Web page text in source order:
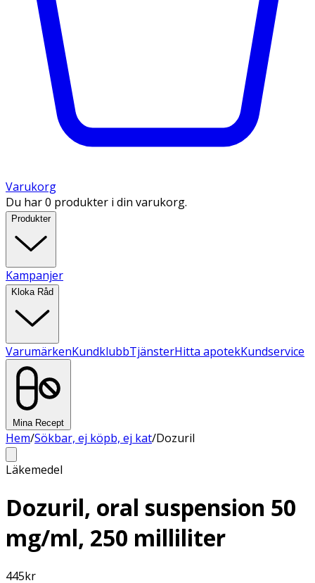
Varukorg
Du har 0 produkter i din varukorg.
Produkter
Kampanjer
Kloka Råd
VarumärkenKundklubbTjänsterHitta apotekKundservice
Mina Recept
Hem/Sökbar, ej köpb, ej kat/Dozuril
Läkemedel
Dozuril, oral suspension 50
mg/ml, 250 milliliter
445kr